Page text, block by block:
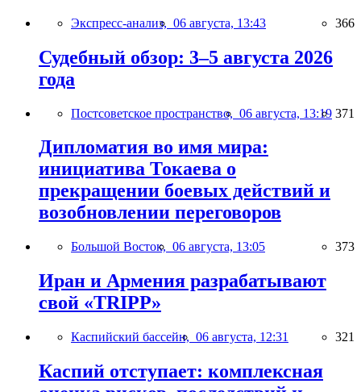
Экспресс-анализ, 06 августа, 13:43 366
Судебный обзор: 3–5 августа 2026
года
Постсоветское пространство, 06 августа, 13:19 371
Дипломатия во имя мира:
инициатива Токаева о
прекращении боевых действий и
возобновлении переговоров
Большой Восток, 06 августа, 13:05 373
Иран и Армения разрабатывают
свой «TRIPP»
Каспийский бассейн, 06 августа, 12:31 321
Каспий отступает: комплексная